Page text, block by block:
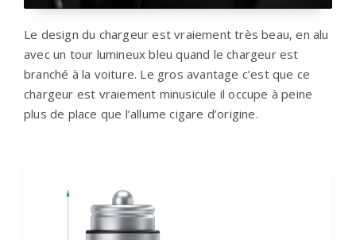
Le design du chargeur est vraiement très beau, en alu
avec un tour lumineux bleu quand le chargeur est
branché à la voiture. Le gros avantage c’est que ce
chargeur est vraiement minusicule il occupe à peine
plus de place que l’allume cigare d’origine.